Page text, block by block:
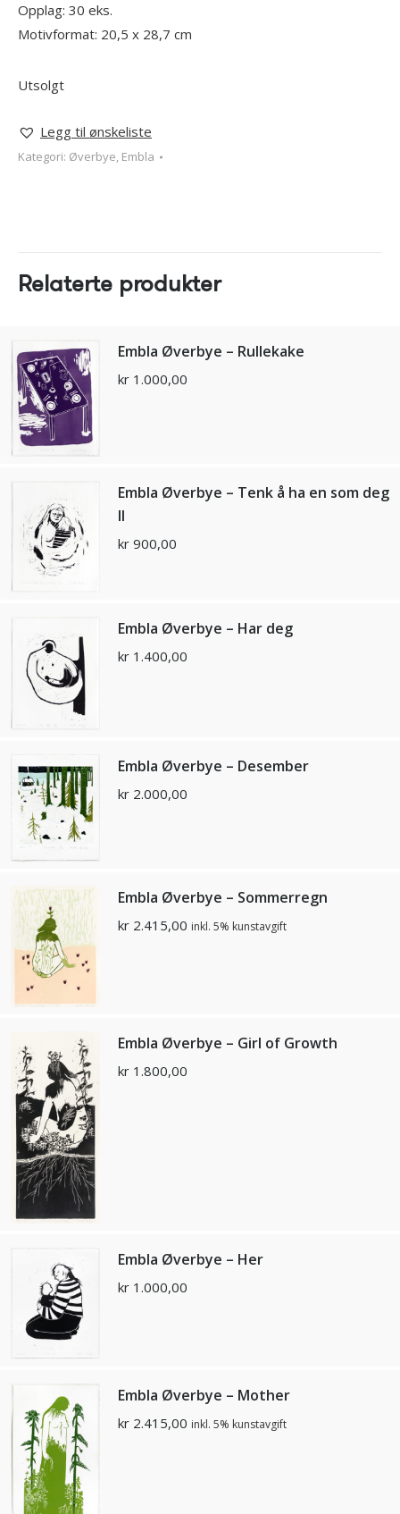
Opplag: 30 eks.
Motivformat: 20,5 x 28,7 cm
Utsolgt
Legg til ønskeliste
Kategori: Øverbye, Embla
Relaterte produkter
Embla Øverbye – Rullekake
kr 1.000,00
Embla Øverbye – Tenk å ha en som deg
ll
kr 900,00
Embla Øverbye – Har deg
kr 1.400,00
Embla Øverbye – Desember
kr 2.000,00
Embla Øverbye – Sommerregn
kr 2.415,00 inkl. 5% kunstavgift
Embla Øverbye – Girl of Growth
kr 1.800,00
Embla Øverbye – Her
kr 1.000,00
Embla Øverbye – Mother
kr 2.415,00 inkl. 5% kunstavgift